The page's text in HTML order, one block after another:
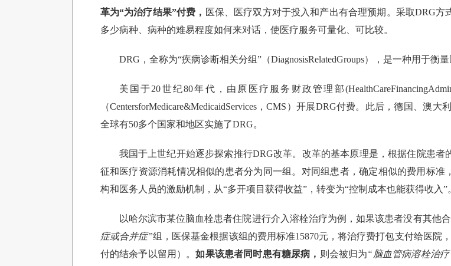
革为“为治疗结果”付费， 医保、医疗双方对于投入和产出有合理预期。采取DRG
多少病种、病种的难易程度如何来对话，使医疗服务可量化、可比较。
DRG，全称为“疾病诊断相关分组”（DiagnosisRelatedGroups），是一种用于衡
美国于20世纪80年代，由原医疗服务财政管理部
（CentersforMedicare&MedicaidServices，CMS）开展DRG付费。此后，德国、澳
全球有50多个国家和地区实施了DRG。
我国于上世纪开始逐步探索推行DRG改革。改革的基本原理是，根据住院患
征和医疗资源消耗情况相似的患者分为同一组。对同组患者，确定相似的费用标
构和医务人员的激励机制，从“多开项目获得收益”，转变为“控制成本也能获得收入”
以哈尔滨市某位脑血栓患者住院进行介入溶栓治疗为例，如果该患者没有其他
症或合并症”组，医保基金根据该组的费用标准15870元，将治疗费打包支付给医院
付的结余予以留用）。如果该患者同时患有糖尿病， 则会被归为“脑血管病溶栓治